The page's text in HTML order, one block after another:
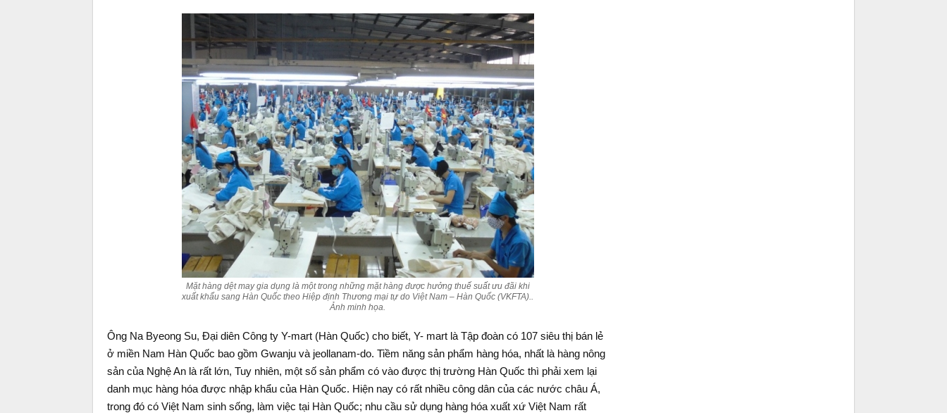
Mặt hàng dệt may gia dụng là một trong những mặt hàng được hưởng thuế suất ưu đãi khi
xuất khẩu sang Hàn Quốc theo Hiệp định Thương mại tự do Việt Nam – Hàn Quốc (VKFTA)..
Ảnh minh họa.
Ông Na Byeong Su, Đại diên Công ty Y-mart (Hàn Quốc) cho biết, Y- mart là Tập đoàn có 107 siêu thị bán lẻ
ở miền Nam Hàn Quốc bao gồm Gwanju và jeollanam-do. Tiềm năng sản phẩm hàng hóa, nhất là hàng nông
sản của Nghệ An là rất lớn, Tuy nhiên, một số sản phẩm có vào được thị trường Hàn Quốc thì phải xem lại
danh mục hàng hóa được nhập khẩu của Hàn Quốc. Hiện nay có rất nhiều công dân của các nước châu Á,
trong đó có Việt Nam sinh sống, làm việc tại Hàn Quốc; nhu cầu sử dụng hàng hóa xuất xứ Việt Nam rất